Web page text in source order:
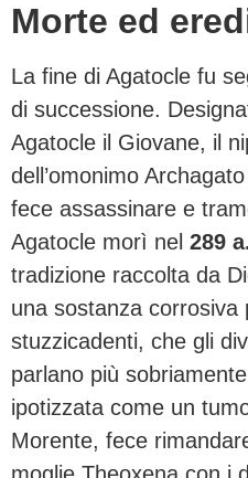
Morte ed
La fine di Agatocle fu
di successione.
Agatocle il Giovane, il
dell’omonimo
fece assassinare e
Agatocle morì nel 289
tradizione raccolta da
una sostanza corrosiva
stuzzicadenti, che gli
parlano più
ipotizzata come un
Morente, fece